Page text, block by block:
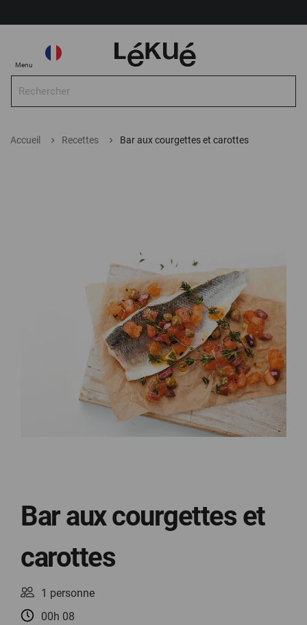
Menu
Recherche
Choisir
Boutique
Choisir la Boutique
Accueil Recettes Bar aux courgettes et carottes
Bar aux courgettes et
carottes
1 personne
00h 08